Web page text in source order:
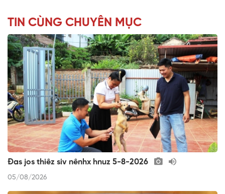
TIN CÙNG CHUYÊN MỤC
Đas jos thiêz siv nênhx hnuz 5-8-2026
05/08/2026